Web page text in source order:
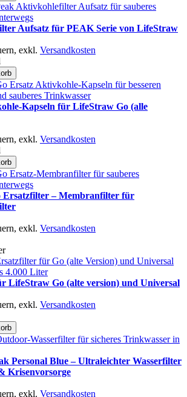
Aufsatz für PEAK Serie von LifeStraw
, exkl. Versandkosten
Kapseln für LifeStraw Go (alle
, exkl. Versandkosten
Ersatzfilter – Membranfilter für
, exkl. Versandkosten
LifeStraw Go (alte version) und Universal
, exkl. Versandkosten
Personal Blue – Ultraleichter Wasserfilter
Krisenvorsorge
, exkl. Versandkosten